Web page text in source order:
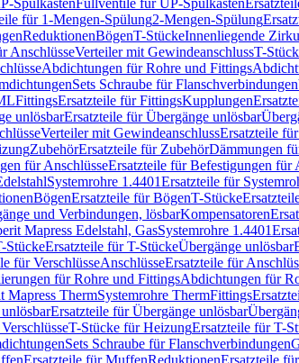
SpülkästenFüllventile für UP-Spülkästen
für 1-Mengen-Spülung2-Mengen-Spülung
ReduktionenBögenT-StückeInnenliegende
AnschlüsseVerteiler mit GewindeanschlussT-
Abdichtungen für Rohre und Fittings
Sets Schraube für Flanschverbindungen
FittingsErsatzteile für FittingsKupplungen
unlösbarErsatzteile für Übergänge unlösbar
Verteiler mit GewindeanschlussErsatzteile
ZubehörErsatzteile für ZubehörDämmungen
für AnschlüsseErsatzteile für Befestigungen für
Systemrohre 1.4401Ersatzteile für
BögenErsatzteile für BögenT-Stücke
und Verbindungen, lösbarKompensatoren
Mapress Edelstahl, GasSystemrohre 1.4401
StückeErsatzteile für T-StückeÜbergänge unlösbar
für VerschlüsseAnschlüsseErsatzteile für
für Rohre und FittingsAbdichtungen für
Mapress ThermSystemrohre ThermFittings
Ersatzteile für Übergänge unlösbar
T-Stücke für HeizungErsatzteile für T-
Sets Schraube für Flanschverbindungen
Ersatzteile für MuffenReduktionenErsatzteile